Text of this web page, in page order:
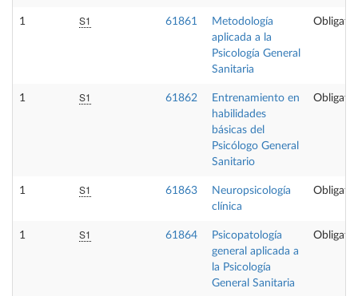
1 S1 61861
Metodología
aplicada a la
Psicología General
Sanitaria
1 S1 61862
Entrenamiento en
habilidades
básicas del
Psicólogo General
Sanitario
1 S1 61863
Neuropsicología
clínica
1 S1 61864
Psicopatología
general aplicada a
la Psicología
General Sanitaria